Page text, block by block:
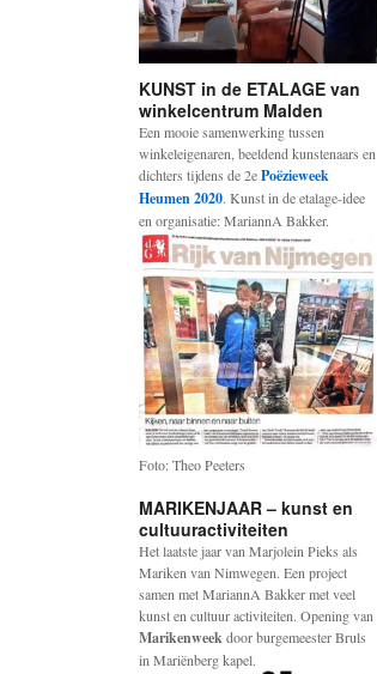
KUNST in de ETALAGE van
winkelcentrum Malden
Een mooie samenwerking tussen
winkeleigenaren, beeldend kunstenaars en
dichters tijdens de 2ePoëzieweek
Heumen 2020. Kunst in de etalage-idee
en organisatie: MariannA Bakker.
Foto: Theo Peeters
MARIKENJAAR – kunst en
cultuuractiviteiten
Het laatste jaar van Marjolein Pieks als
Mariken van Nimwegen. Een project
samen met MariannA Bakker met veel
kunst en cultuur activiteiten. Opening van
Marikenweekdoor burgemeester Bruls
in Mariënberg kapel.